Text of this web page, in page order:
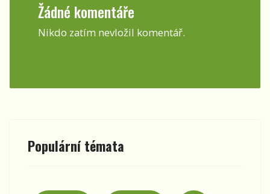
Žádné komentáře
Nikdo zatím nevložil komentář.
Populární témata